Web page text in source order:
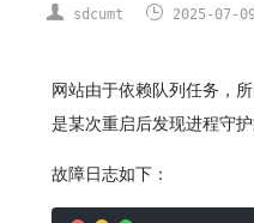
 sdcumt  2025-07-
网站由于依赖队列任务，
是某次重启后发现进程守
故障日志如下：